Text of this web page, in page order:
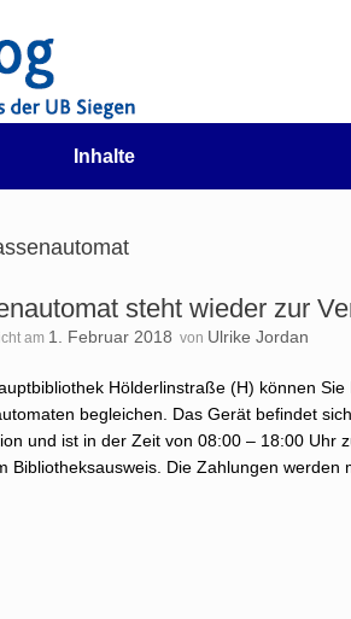
Inhalte
steht wieder zur
am 1. Februar 2018 von Ulrike Jordan
Hölderlinstraße (H) können
begleichen. Das Gerät befindet
und ist in der Zeit von 08:00 – 18:00 Uhr
Bibliotheksausweis. Die Zahlungen